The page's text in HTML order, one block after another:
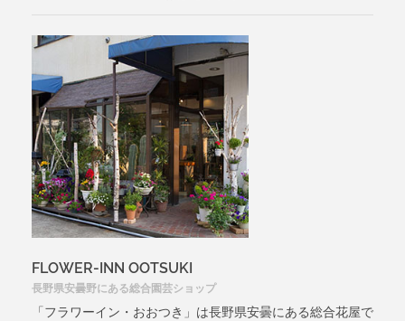
FLOWER-INN OOTSUKI
長野県安曇野にある総合園芸ショップ
「フラワーイン・おおつき」は長野県安曇にある総合花屋で